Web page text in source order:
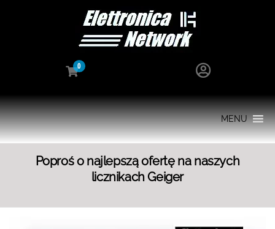
0
MENU
Poproś o najlepszą ofertę na naszych
licznikach Geiger